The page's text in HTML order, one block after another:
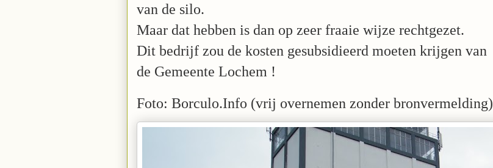
van de silo.
Maar dat hebben is dan op zeer fraaie wijze rechtgezet.
Dit bedrijf zou de kosten gesubsidieerd moeten krijgen van
de Gemeente Lochem !
Foto: Borculo.Info (vrij overnemen zonder bronvermelding)